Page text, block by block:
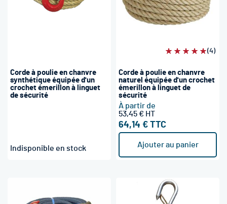
Corde à poulie en chanvre
synthétique équipée d'un
crochet émerillon à linguet
de sécurité
Indisponible en stock
Évaluation:(4)
Corde à poulie en chanvre
naturel équipée d'un crochet
émerillon à linguet de
sécurité
À partir de
64,14 €
53,45 €
Ajouter au panier